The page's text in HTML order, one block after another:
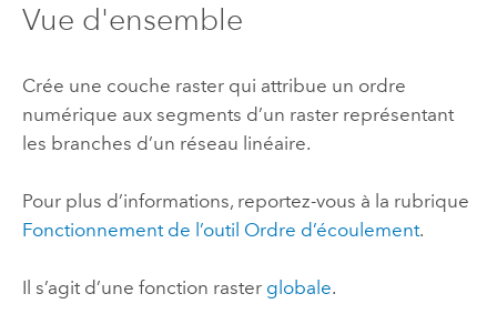
Vue d'ensemble
Crée une couche raster qui attribue un ordre
numérique aux segments d’un raster représentant
les branches d’un réseau linéaire.
Pour plus d’informations, reportez-vous à la rubrique
Fonctionnement de l’outil Ordre d’écoulement.
Il s’agit d’une fonction raster globale.